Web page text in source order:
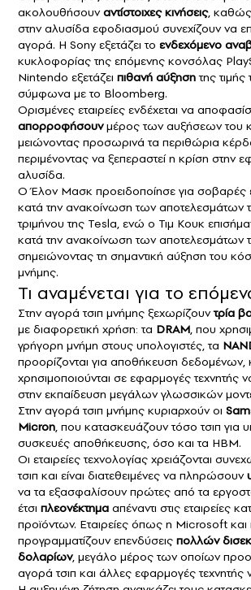
ακολουθήσουναντίστοιχες κινήσεις, καθώς
στην αλυσίδα εφοδιασμού συνεχίζουν να
αγορά. Η Sony εξετάζει το ενδεχόμενο
κυκλοφορίας της επόμενης κονσόλας
Nintendo εξετάζει πιθανή αύξησητης
σύμφωνα με το Bloomberg.
Ορισμένες εταιρείες ενδέχεται να
απορροφήσουνμέρος των αυξήσεων του
μειώνοντας προσωρινά τα περιθώρια
περιμένοντας να ξεπεραστεί η κρίση στην
αλυσίδα.
ΟΈλον Μασκ προειδοποίησε για σοβαρές
κατά την ανακοίνωση των αποτελεσμάτων
τριμήνου της Tesla, ενώ ο Τιμ Κουκ
κατά την ανακοίνωση των αποτελεσμάτων
σημειώνοντας τη σημαντική αύξηση του
μνήμης.
Τι αναμένεται για το
Στην αγορά τσιπ μνήμης ξεχωρίζουντρία
με διαφορετική χρήση: τα DRAM, που
γρήγορη μνήμη στους υπολογιστές, τα
προορίζονται για αποθήκευση δεδομένων,
χρησιμοποιούνται σε εφαρμογέςτεχνητής
στην εκπαίδευση μεγάλων γλωσσικών
Στην αγορά τσιπ μνήμης κυριαρχούν οι
Micron, που κατασκευάζουν τόσο τσιπ για
συσκευές αποθήκευσης, όσο και τα HBM.
Οι εταιρείες τεχνολογίας χρειάζονται
τσιπ και είναι διατεθειμένες να πληρώσουν
να τα εξασφαλίσουν πρώτες από τα
έτσι πλεονέκτημα απέναντι στις εταιρείες
προϊόντων. Εταιρείες όπως η Microsoft και
προγραμματίζουν επενδύσεις πολλών
δολαρίων, μεγάλο μέρος των οποίων
αγορά τσιπ και άλλες εφαρμογές τεχνητής